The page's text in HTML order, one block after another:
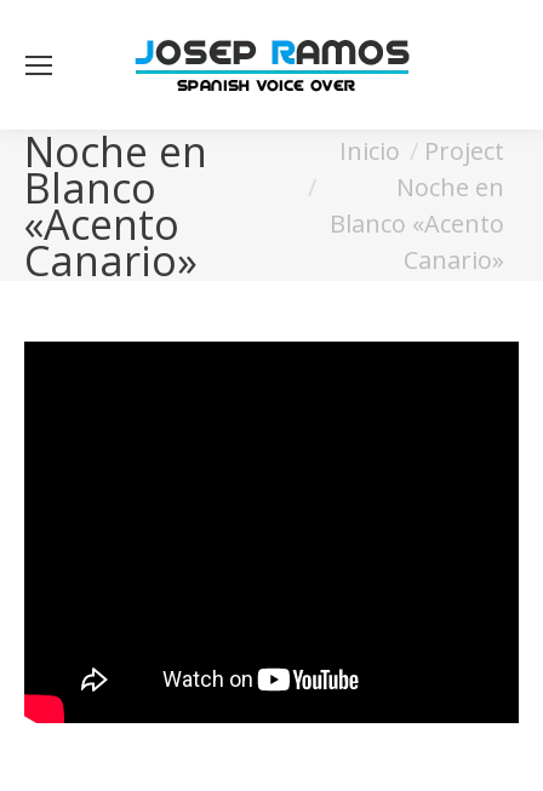
Noche en
Blanco
«Acento
Canario»
Estás aquí:Inicio
Project
Noche en
Blanco «Acento
Canario»